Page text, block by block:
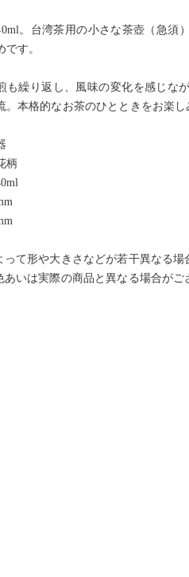
。台湾茶用の小さな茶壺（急須
です。
も繰り返し、風味の変化を感じな
。本格的なお茶のひとときをお楽し
柄
て形や大きさなどが若干異なる場
いは実際の商品と異なる場合がご